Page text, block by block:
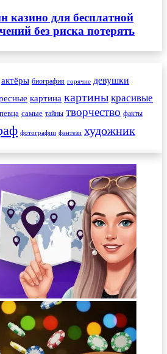
казино для бесплатной
без риска потерять
актёры биография горячие девушки
картина картины красивые
певца самые тайны творчество факты
фотографии фэнтези художник